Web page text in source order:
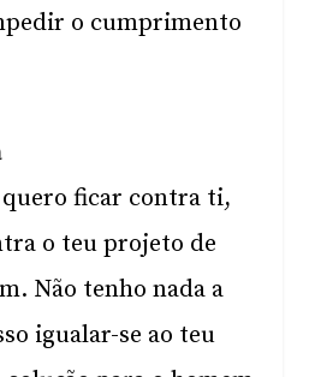
o cumprimento
quero ficar contra ti,
o teu projeto de
Não tenho nada a
igualar-se ao teu